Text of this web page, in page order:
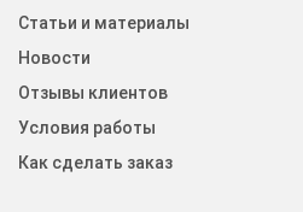
Статьи и материалы
Новости
Отзывы клиентов
Условия работы
Как сделать заказ